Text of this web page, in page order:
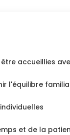
accueillies
l'équilibre
et de la